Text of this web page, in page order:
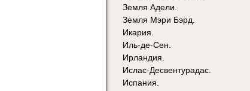
Земля Адели.
Земля Мэри Бэрд.
Икария.
Иль-де-Сен.
Ирландия.
Ислас-Десвентурадас.
Испания.